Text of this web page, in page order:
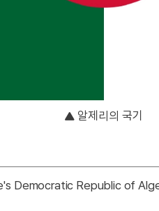
알제리의 국기
Democratic Republic of